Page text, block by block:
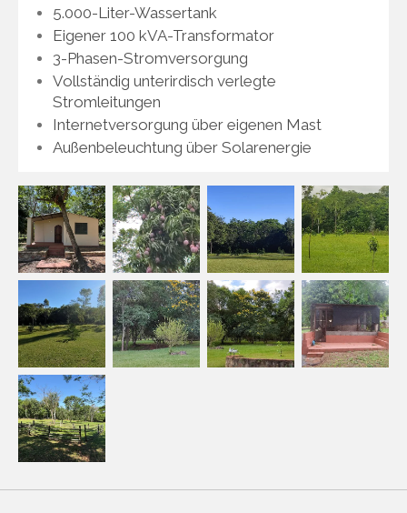
5.000-Liter-Wassertank
Eigener 100 kVA-Transformator
3-Phasen-Stromversorgung
Vollständig unterirdisch verlegte
Stromleitungen
Internetversorgung über eigenen Mast
Außenbeleuchtung über Solarenergie